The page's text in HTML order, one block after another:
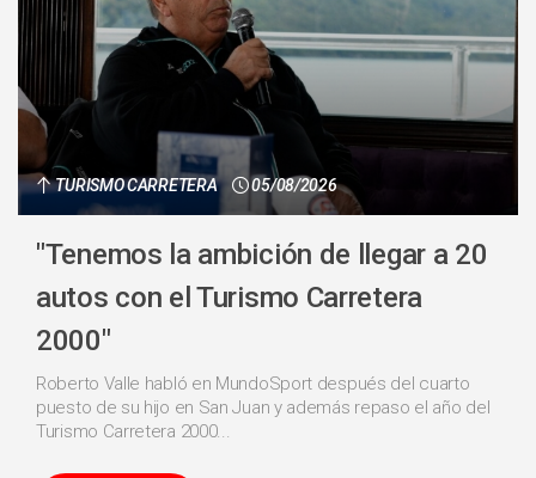
TURISMO CARRETERA 05/08/2026
"Tenemos la ambición de llegar a 20
autos con el Turismo Carretera
2000"
Roberto Valle habló en MundoSport después del cuarto
puesto de su hijo en San Juan y además repaso el año del
Turismo Carretera 2000...